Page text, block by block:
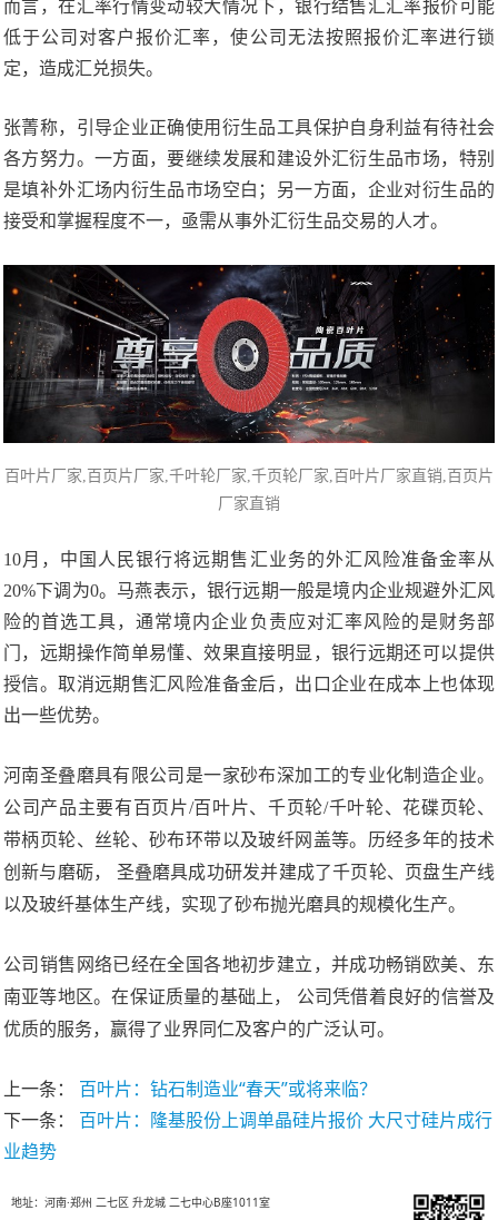
而言，在汇率行情变动较大情况下，银行结售汇汇率报价可能
低于公司对客户报价汇率，使公司无法按照报价汇率进行锁
定，造成汇兑损失。
张菁称，引导企业正确使用衍生品工具保护自身利益有待社会
各方努力。一方面，要继续发展和建设外汇衍生品市场，特别
是填补外汇场内衍生品市场空白；另一方面，企业对衍生品的
接受和掌握程度不一，亟需从事外汇衍生品交易的人才。
百叶片厂家, 百页片厂家,千叶轮厂家,千页轮厂家,百叶片厂家直销,百页片
厂家直销
10月，中国人民银行将远期售汇业务的外汇风险准备金率从
20%下调为0。马燕表示，银行远期一般是境内企业规避外汇风
险的首选工具，通常境内企业负责应对汇率风险的是财务部
门，远期操作简单易懂、效果直接明显，银行远期还可以提供
授信。取消远期售汇风险准备金后，出口企业在成本上也体现
出一些优势。
河南圣叠磨具有限公司是一家砂布深加工的专业化制造企业。
公司产品主要有百页片/百叶片、千页轮/千叶轮、花碟页轮、
带柄页轮、丝轮、砂布环带以及玻纤网盖等。历经多年的技术
创新与磨砺， 圣叠磨具成功研发并建成了千页轮、页盘生产线
以及玻纤基体生产线，实现了砂布抛光磨具的规模化生产。
公司销售网络已经在全国各地初步建立，并成功畅销欧美、东
南亚等地区。在保证质量的基础上， 公司凭借着良好的信誉及
优质的服务，赢得了业界同仁及客户的广泛认可。
上一条：
百叶片：钻石制造业“春天”或将来临？
下一条：
百叶片：隆基股份上调单晶硅片报价 大尺寸硅片成行
业趋势
地址：河南·郑州 二七区 升龙城 二七中心B座1011室